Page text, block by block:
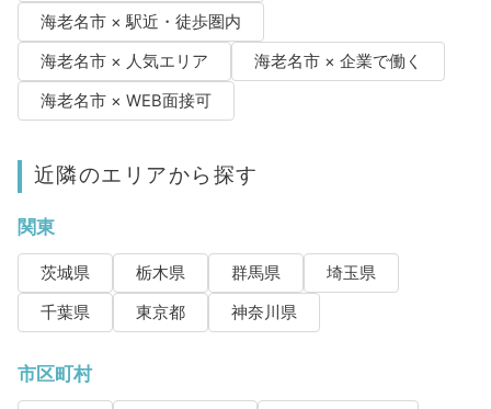
海老名市 × 駅近・徒歩圏内
海老名市 × 人気エリア
海老名市 × 企業で働く
海老名市 × WEB面接可
近隣のエリアから探す
関東
茨城県 栃木県 群馬県
埼玉県
千葉県
東京都 神奈川県
市区町村